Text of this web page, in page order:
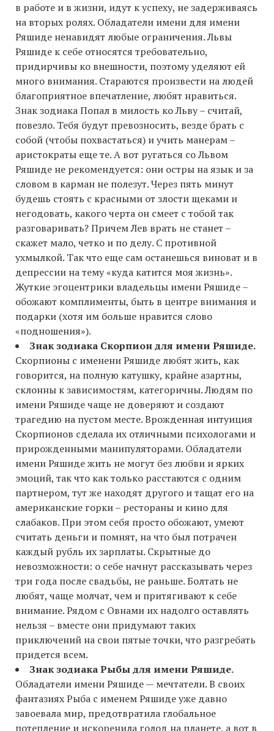
в работе и в жизни, идут к успеху, не задерживаясь
на вторых ролях. Обладатели имени для имени
Ряшиде ненавидят любые ограничения. Львы
Ряшиде к себе относятся требовательно,
придирчивы ко внешности, поэтому уделяют ей
много внимания. Стараются произвести на людей
благоприятное впечатление, любят нравиться.
Знак зодиака Попал в милость ко Льву – считай,
повезло. Тебя будут превозносить, везде брать с
собой (чтобы похвастаться) и учить манерам –
аристократы еще те. А вот ругаться со Львом
Ряшиде не рекомендуется: они остры на язык и за
словом в карман не полезут. Через пять минут
будешь стоять с красными от злости щеками и
негодовать, какого черта он смеет с тобой так
разговаривать? Причем Лев врать не станет –
скажет мало, четко и по делу. С противной
ухмылкой. Так что еще сам останешься виноват и в
депрессии на тему «куда катится моя жизнь».
Жуткие эгоцентрики владельцы имени Ряшиде –
обожают комплименты, быть в центре внимания и
подарки (хотя им больше нравится слово
«подношения»).
Знак зодиака Скорпион для имени Ряшиде.
Скорпионы с именени Ряшиде любят жить, как
говорится, на полную катушку, крайне азартны,
склонны к зависимостям, категоричны. Людям по
имени Ряшиде чаще не доверяют и создают
трагедию на пустом месте. Врожденная интуиция
Скорпионов сделала их отличными психологами и
прирожденными манипуляторами. Обладатели
имени Ряшиде жить не могут без любви и ярких
эмоций, так что как только расстаются с одним
партнером, тут же находят другого и тащат его на
американские горки – рестораны и кино для
слабаков. При этом себя просто обожают, умеют
считать деньги и помнят, на что был потрачен
каждый рубль их зарплаты. Скрытные до
невозможности: о себе начнут рассказывать через
три года после свадьбы, не раньше. Болтать не
любят, чаще молчат, чем и притягивают к себе
внимание. Рядом с Овнами их надолго оставлять
нельзя – вместе они придумают таких
приключений на свои пятые точки, что разгребать
придется всем.
Знак зодиака Рыбы для имени Ряшиде.
Обладатели имени Ряшиде — мечтатели. В своих
фантазиях Рыба с именем Ряшиде уже давно
завоевала мир, предотвратила глобальное
потепление и искоренила голод на планете, а вот в